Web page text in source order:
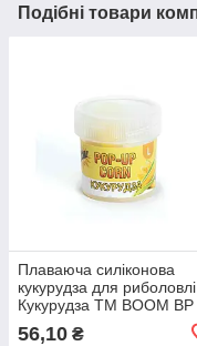
Подібні товари
Плаваюча силіконова
кукурудза для риболовлі
Кукурудза ТМ BOOM BP
56,10 ₴